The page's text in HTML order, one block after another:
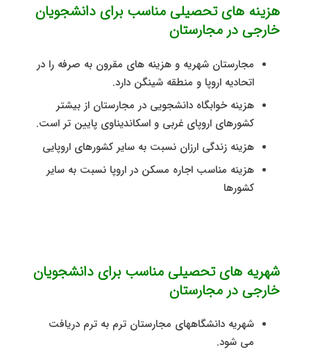
هزینه های تحصیلی مناسب برای دانشجویان
خارجی در مجارستان
مجارستان شهریه و هزینه های مقرون به صرفه را در
اتحادیه اروپا و منطقه شینگن دارد.
هزینه خوابگاه دانشجویی در مجارستان از بیشتر
کشورهای اروپای غربی و اسکاندیناوی پایین تر است.
هزینه زندگی ارزان نسبت به سایر کشورهای اروپایی
هزینه مناسب اجاره مسکن در اروپا نسبت به سایر
کشورها
شهریه های تحصیلی مناسب برای دانشجویان
خارجی در مجارستان
شهریه دانشگاههای مجارستان ترم به ترم دریافت
می شود.